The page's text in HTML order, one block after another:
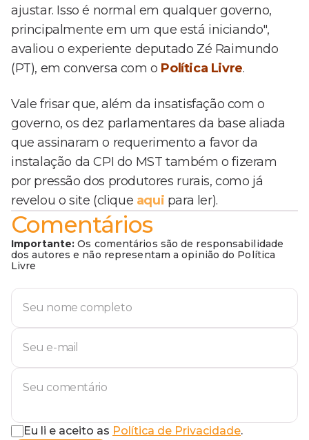
ajustar. Isso é normal em qualquer governo,
principalmente em um que está iniciando",
avaliou o experiente deputado Zé Raimundo
(PT), em conversa com o Política Livre.
Vale frisar que, além da insatisfação com o
governo, os dez parlamentares da base aliada
que assinaram o requerimento a favor da
instalação da CPI do MST também o fizeram
por pressão dos produtores rurais, como já
revelou o site (clique aqui para ler).
Comentários
Importante: Os comentários são de responsabilidade
dos autores e não representam a opinião do Política
Livre
Eu li e aceito as Política de Privacidade.